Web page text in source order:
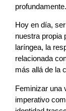
profundamente.
Hoy en día,
nuestra propia
laríngea, la
relacionada
más allá de la
Feminizar una
imperativo